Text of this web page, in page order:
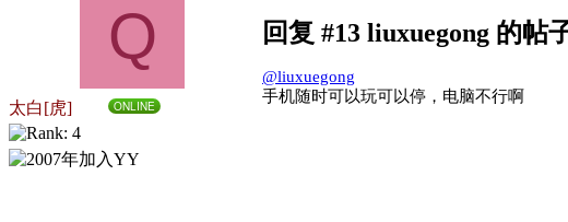
Q
太白[虎] ONLINE
回复 #13 liuxuegong 的帖
@liuxuegong
手机随时可以玩可以停，电脑不行啊